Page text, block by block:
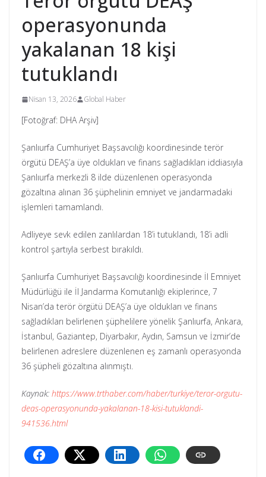
operasyonunda
yakalanan 18 kişi
tutuklandı
Nisan 13, 2026 Global Haber
[Fotoğraf: DHA Arşiv]
Şanlıurfa Cumhuriyet Başsavcılığı koordinesinde terör
örgütü DEAŞ’a üye oldukları ve finans sağladıkları iddiasıyla
Şanlıurfa merkezli 8 ilde düzenlenen operasyonda
gözaltına alınan 36 şüphelinin emniyet ve jandarmadaki
işlemleri tamamlandı.
Adliyeye sevk edilen zanlılardan 18’i tutuklandı, 18’i adli
kontrol şartıyla serbest bırakıldı.
Şanlıurfa Cumhuriyet Başsavcılığı koordinesinde İl Emniyet
Müdürlüğü ile İl Jandarma Komutanlığı ekiplerince, 7
Nisan’da terör örgütü DEAŞ’a üye oldukları ve finans
sağladıkları belirlenen şüphelilere yönelik Şanlıurfa, Ankara,
İstanbul, Gaziantep, Diyarbakır, Aydın, Samsun ve İzmir’de
belirlenen adreslere düzenlenen eş zamanlı operasyonda
36 şüpheli gözaltına alınmıştı.
Kaynak: https://www.trthaber.com/haber/turkiye/teror-orgutu-
deas-operasyonunda-yakalanan-18-kisi-tutuklandi-
941536.html